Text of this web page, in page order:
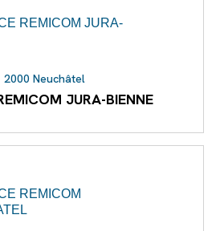
2000 Neuchâtel
JURA-BIENNE